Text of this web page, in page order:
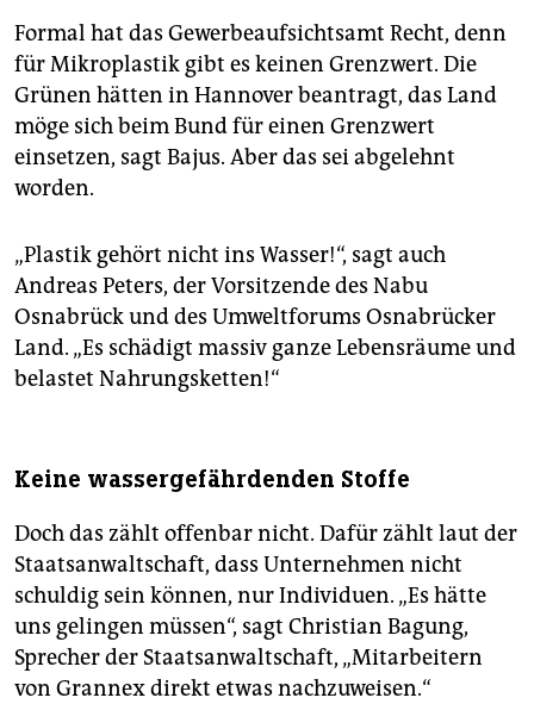
Formal hat das Gewerbeaufsichtsamt Recht, denn
für Mi­kroplastik gibt es keinen Grenzwert. Die
Grünen hätten in Hannover beantragt, das Land
möge sich beim Bund für einen Grenzwert
einsetzen, sagt Bajus. Aber das sei abgelehnt
worden.
„Plastik gehört nicht ins Wasser!“, sagt auch
Andreas Peters, der Vorsitzende des Nabu
Osnabrück und des Umweltforums Osnabrücker
Land. „Es schädigt massiv ganze Lebensräume und
belastet Nahrungsketten!“
Keine wassergefährdenden Stoffe
Doch das zählt offenbar nicht. Dafür zählt laut der
Staatsanwaltschaft, dass Unternehmen nicht
schuldig sein können, nur Individuen. „Es hätte
uns gelingen müssen“, sagt Christian Bagung,
Sprecher der Staatsanwaltschaft, „Mitarbeitern
von Grannex direkt etwas nachzuweisen.“